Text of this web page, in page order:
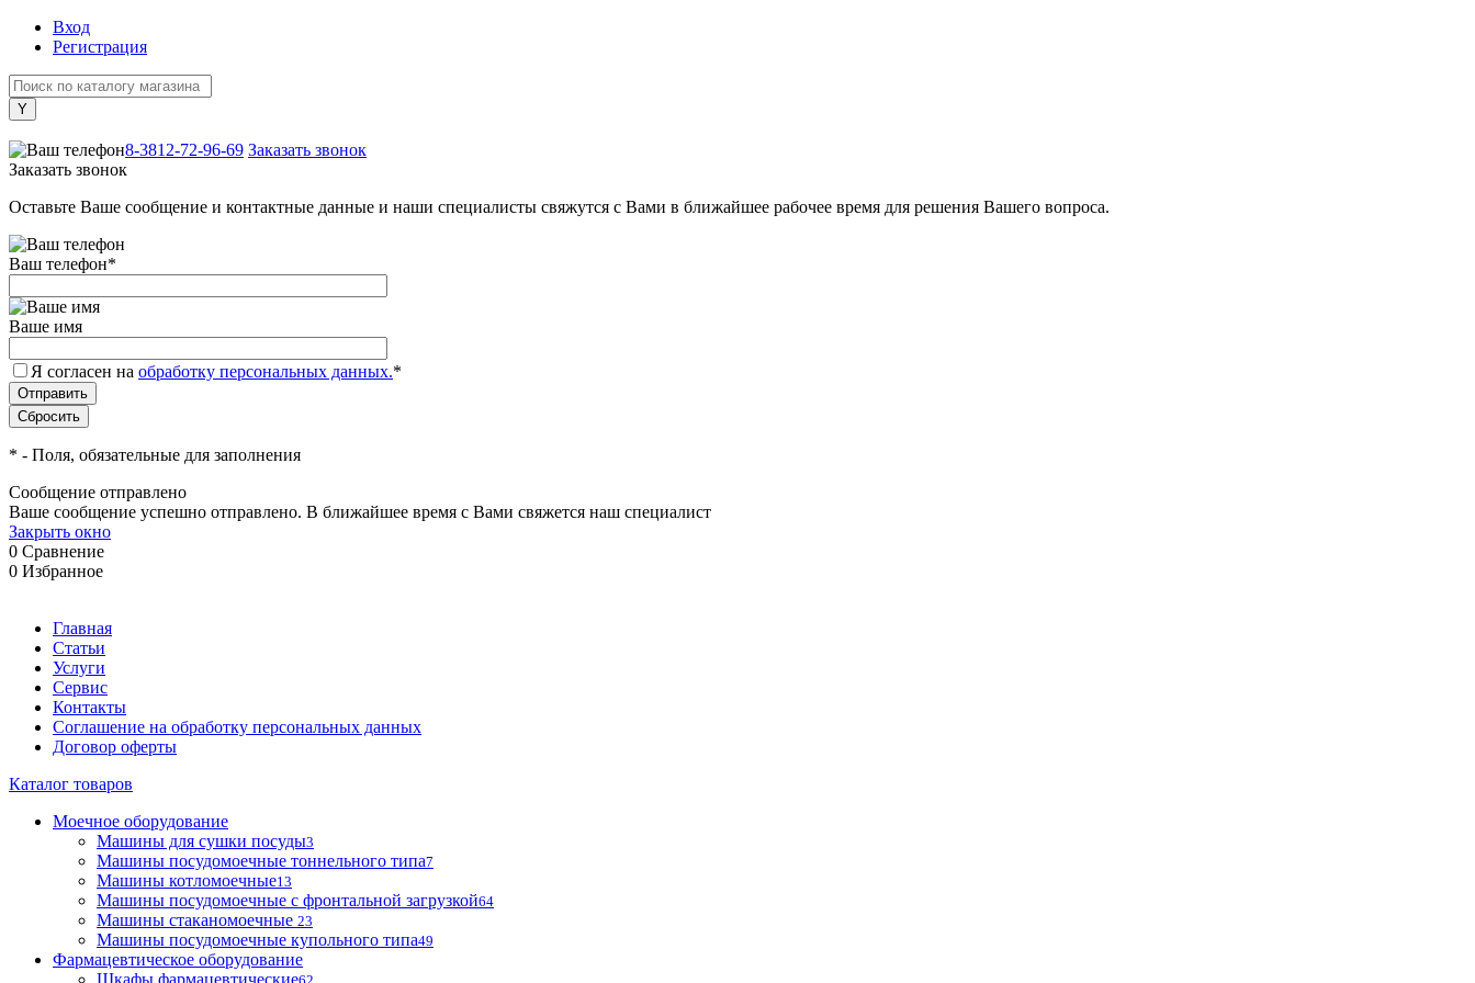
Вход
Регистрация
8-3812-72-96-69 Заказать звонок
Заказать звонок
Оставьте Ваше сообщение и контактные данные и наши специалисты свяжутся с Вами в ближайшее рабочее время для решения Вашего вопроса.
Ваш телефон*
Ваше имя
Я согласен на обработку персональных данных.*
* - Поля, обязательные для заполнения
Сообщение отправлено
Ваше сообщение успешно отправлено. В ближайшее время с Вами свяжется наш специалист
Закрыть окно
0 Сравнение
0 Избранное
Главная
Статьи
Услуги
Сервис
Контакты
Соглашение на обработку персональных данных
Договор оферты
Каталог товаров
Моечное оборудование
Машины для сушки посуды3
Машины посудомоечные тоннельного типа7
Машины котломоечные13
Машины посудомоечные с фронтальной загрузкой64
Машины стаканомоечные 23
Машины посудомоечные купольного типа49
Фармацевтическое оборудование
Шкафы фармацевтические